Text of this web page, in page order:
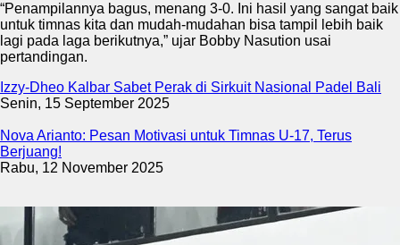
“Penampilannya bagus, menang 3-0. Ini hasil yang sangat baik
untuk timnas kita dan mudah-mudahan bisa tampil lebih baik
lagi pada laga berikutnya,” ujar Bobby Nasution usai
pertandingan.
Izzy-Dheo Kalbar Sabet Perak di Sirkuit Nasional Padel Bali
Senin, 15 September 2025
Nova Arianto: Pesan Motivasi untuk Timnas U-17, Terus
Berjuang!
Rabu, 12 November 2025